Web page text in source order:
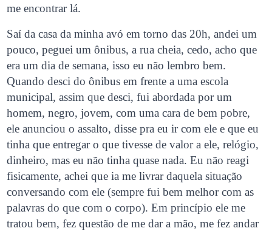
me encontrar lá.
Saí da casa da minha avó em torno das 20h, andei um
pouco, peguei um ônibus, a rua cheia, cedo, acho que
era um dia de semana, isso eu não lembro bem.
Quando desci do ônibus em frente a uma escola
municipal, assim que desci, fui abordada por um
homem, negro, jovem, com uma cara de bem pobre,
ele anunciou o assalto, disse pra eu ir com ele e que eu
tinha que entregar o que tivesse de valor a ele, relógio,
dinheiro, mas eu não tinha quase nada. Eu não reagi
fisicamente, achei que ia me livrar daquela situação
conversando com ele (sempre fui bem melhor com as
palavras do que com o corpo). Em princípio ele me
tratou bem, fez questão de me dar a mão, me fez andar